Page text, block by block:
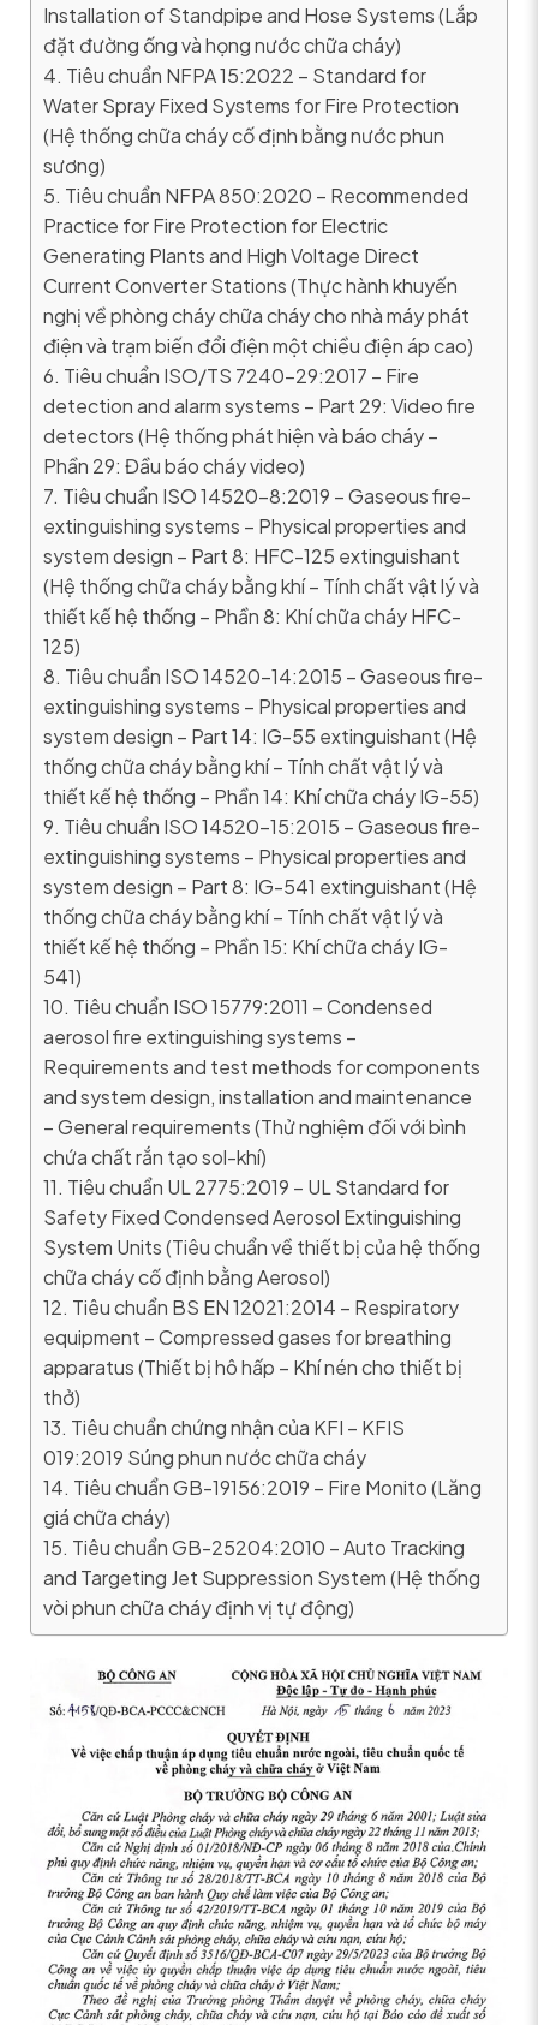
Installation of Standpipe and Hose Systems (Lắp
đặt đường ống và họng nước chữa cháy)
4. Tiêu chuẩn NFPA 15:2022 – Standard for
Water Spray Fixed Systems for Fire Protection
(Hệ thống chữa cháy cố định bằng nước phun
sương)
5. Tiêu chuẩn NFPA 850:2020 – Recommended
Practice for Fire Protection for Electric
Generating Plants and High Voltage Direct
Current Converter Stations (Thực hành khuyến
nghị về phòng cháy chữa cháy cho nhà máy phát
điện và trạm biến đổi điện một chiều điện áp cao)
6. Tiêu chuẩn ISO/TS 7240-29:2017 – Fire
detection and alarm systems – Part 29: Video fire
detectors (Hệ thống phát hiện và báo cháy –
Phần 29: Đầu báo cháy video)
7. Tiêu chuẩn ISO 14520-8:2019 – Gaseous fire-
extinguishing systems – Physical properties and
system design – Part 8: HFC-125 extinguishant
(Hệ thống chữa cháy bằng khí – Tính chất vật lý và
thiết kế hệ thống – Phần 8: Khí chữa cháy HFC-
125)
8. Tiêu chuẩn ISO 14520-14:2015 – Gaseous fire-
extinguishing systems – Physical properties and
system design – Part 14: IG-55 extinguishant (Hệ
thống chữa cháy bằng khí – Tính chất vật lý và
thiết kế hệ thống – Phần 14: Khí chữa cháy IG-55)
9. Tiêu chuẩn ISO 14520-15:2015 – Gaseous fire-
extinguishing systems – Physical properties and
system design – Part 8: IG-541 extinguishant (Hệ
thống chữa cháy bằng khí – Tính chất vật lý và
thiết kế hệ thống – Phần 15: Khí chữa cháy IG-
541)
10. Tiêu chuẩn ISO 15779:2011 – Condensed
aerosol fire extinguishing systems –
Requirements and test methods for components
and system design, installation and maintenance
– General requirements (Thử nghiệm đối với bình
chứa chất rắn tạo sol-khí)
11. Tiêu chuẩn UL 2775:2019 – UL Standard for
Safety Fixed Condensed Aerosol Extinguishing
System Units (Tiêu chuẩn về thiết bị của hệ thống
chữa cháy cố định bằng Aerosol)
12. Tiêu chuẩn BS EN 12021:2014 – Respiratory
equipment – Compressed gases for breathing
apparatus (Thiết bị hô hấp – Khí nén cho thiết bị
thở)
13. Tiêu chuẩn chứng nhận của KFI – KFIS
019:2019 Súng phun nước chữa cháy
14. Tiêu chuẩn GB-19156:2019 – Fire Monito (Lăng
giá chữa cháy)
15. Tiêu chuẩn GB-25204:2010 – Auto Tracking
and Targeting Jet Suppression System (Hệ thống
vòi phun chữa cháy định vị tự động)